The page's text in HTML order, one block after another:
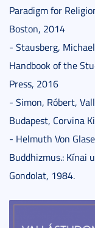
Paradigm for
Boston, 2014
- Stausberg,
Handbook of the
Press, 2016
- Simon, Róbert,
Budapest, Corvina
- Helmuth Von
Buddhizmus.: Kínai
Gondolat, 1984.